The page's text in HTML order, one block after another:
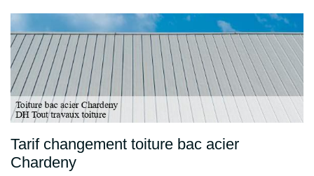
Tarif changement toiture bac acier
Chardeny